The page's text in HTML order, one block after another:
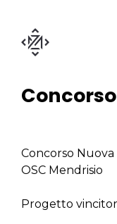
Concorso
OSC Mendrisio
Progetto